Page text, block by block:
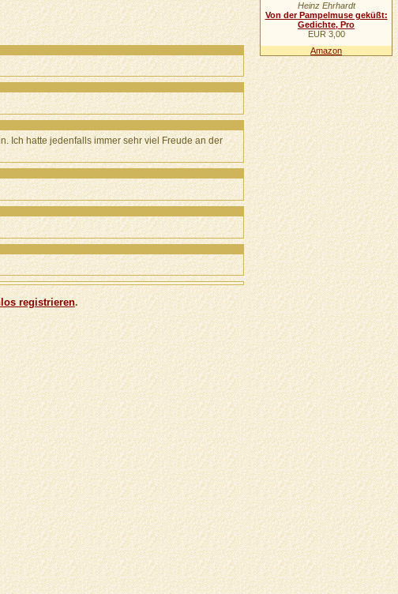
Ich hatte jedenfalls immer sehr viel Freude an der
registrieren.
Heinz Ehrhardt
Von der Pampelmuse geküßt:
Gedichte, Pro
EUR 3,00
Amazon